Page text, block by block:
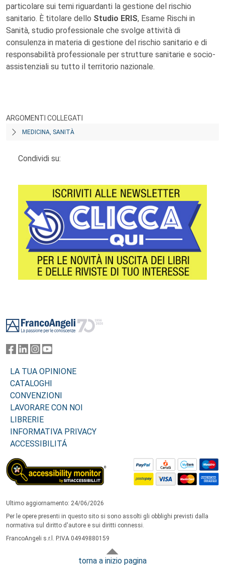
particolare sui temi riguardanti la gestione del rischio
sanitario. È titolare dello Studio ERIS, Esame Rischi in
Sanità, studio professionale che svolge attività di
consulenza in materia di gestione del rischio sanitario e di
responsabilità professionale per strutture sanitarie e socio-
assistenziali su tutto il territorio nazionale.
ARGOMENTI COLLEGATI
MEDICINA, SANITÀ
Condividi su:
LA TUA OPINIONE
CATALOGHI
CONVENZIONI
LAVORARE CON NOI
LIBRERIE
INFORMATIVA PRIVACY
ACCESSIBILITÁ
Ultimo aggiornamento: 24/06/2026
Per le opere presenti in questo sito si sono assolti gli obblighi previsti dalla
normativa sul diritto d'autore e sui diritti connessi.
FrancoAngeli s.r.l. P.IVA 04949880159
torna a inizio pagina